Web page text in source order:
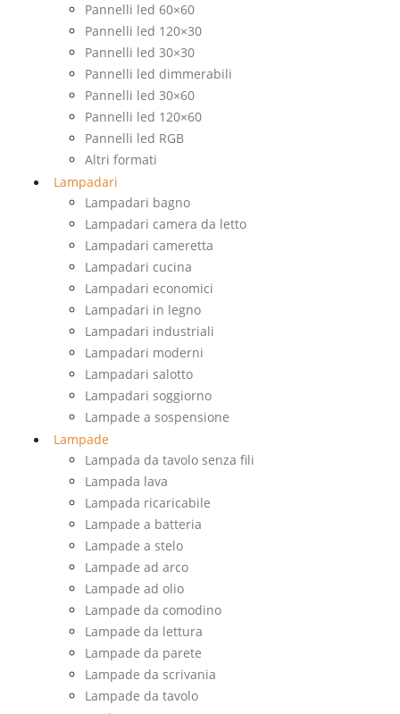
Pannelli led 60×60
Pannelli led 120×30
Pannelli led 30×30
Pannelli led dimmerabili
Pannelli led 30×60
Pannelli led 120×60
Pannelli led RGB
Altri formati
Lampadari
Lampadari bagno
Lampadari camera da letto
Lampadari cameretta
Lampadari cucina
Lampadari economici
Lampadari in legno
Lampadari industriali
Lampadari moderni
Lampadari salotto
Lampadari soggiorno
Lampade a sospensione
Lampade
Lampada da tavolo senza fili
Lampada lava
Lampada ricaricabile
Lampade a batteria
Lampade a stelo
Lampade ad arco
Lampade ad olio
Lampade da comodino
Lampade da lettura
Lampade da parete
Lampade da scrivania
Lampade da tavolo